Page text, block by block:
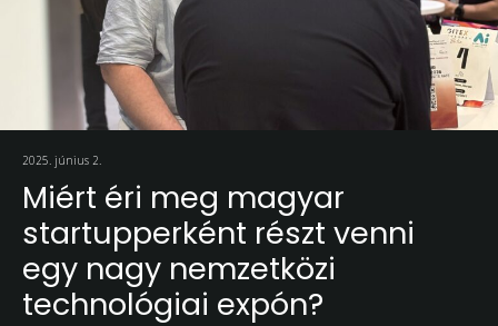
2025. június 2.
Miért éri meg magyar
startupperként részt venni
egy nagy nemzetközi
technológiai expón?